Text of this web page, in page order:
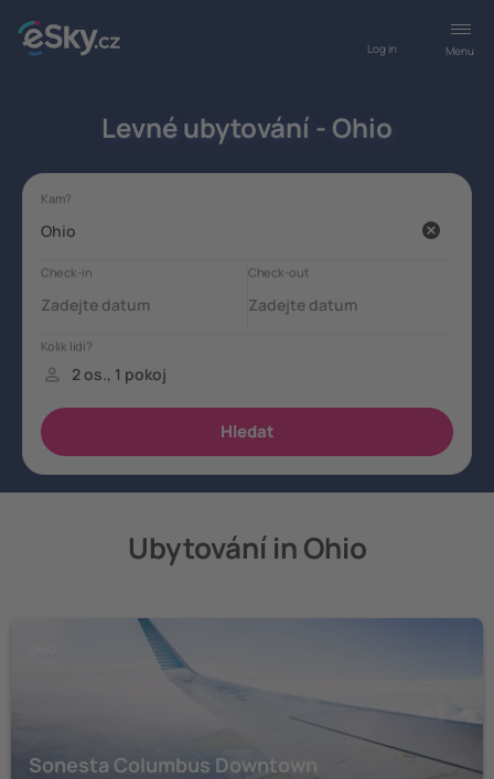
Menu
Log in
Levné ubytování - Ohio
Ubytování in Ohio
Sonesta Columbus Downtown